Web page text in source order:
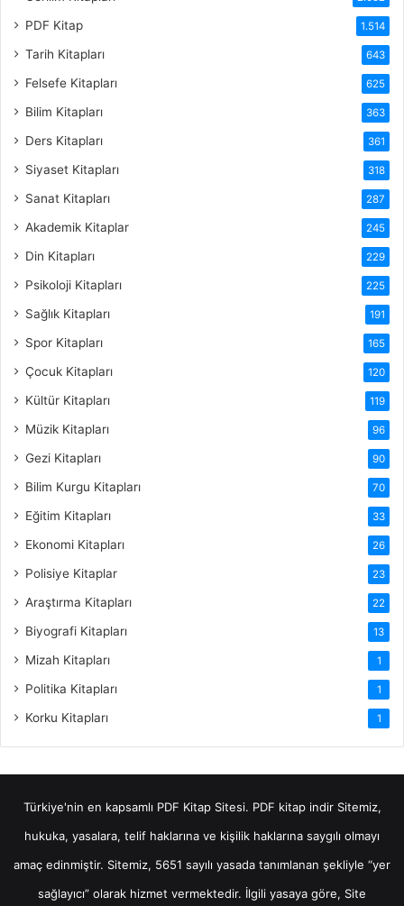
PDF Kitap 1.514
Tarih Kitapları 643
Felsefe Kitapları 625
Bilim Kitapları 363
Ders Kitapları 361
Siyaset Kitapları 318
Sanat Kitapları 287
Akademik Kitaplar 245
Din Kitapları 229
Psikoloji Kitapları 225
Sağlık Kitapları 191
Spor Kitapları 165
Çocuk Kitapları 120
Kültür Kitapları 119
Müzik Kitapları 96
Gezi Kitapları 90
Bilim Kurgu Kitapları 70
Eğitim Kitapları 33
Ekonomi Kitapları 26
Polisiye Kitaplar 23
Araştırma Kitapları 22
Biyografi Kitapları 13
Mizah Kitapları 1
Politika Kitapları 1
Korku Kitapları 1
Türkiye'nin en kapsamlı PDF Kitap Sitesi. PDF kitap indirSitemiz,
hukuka, yasalara, telif haklarına ve kişilik haklarına saygılı olmayı
amaç edinmiştir. Sitemiz, 5651 sayılı yasada tanımlanan şekliyle “yer
sağlayıcı” olarak hizmet vermektedir. İlgili yasaya göre, Site